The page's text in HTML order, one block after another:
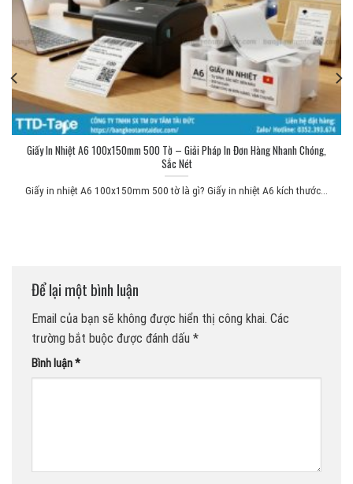
Giấy In Nhiệt A6 100x150mm 500 Tờ – Giải Pháp In Đơn Hàng Nhanh Chóng,
Sắc Nét
Giấy in nhiệt A6 100x150mm 500 tờ là gì? Giấy in nhiệt A6 kích thước...
Để lại một bình luận
Email của bạn sẽ không được hiển thị công khai. Các
trường bắt buộc được đánh dấu *
Bình luận*